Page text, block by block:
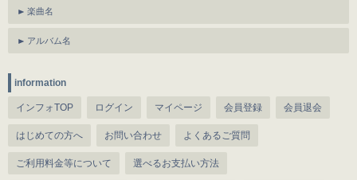
楽曲名
アルバム名
information
インフォTOP ログイン マイページ 会員登録 会員退会
はじめての方へ お問い合わせ よくあるご質問
ご利用料金等について 選べるお支払い方法